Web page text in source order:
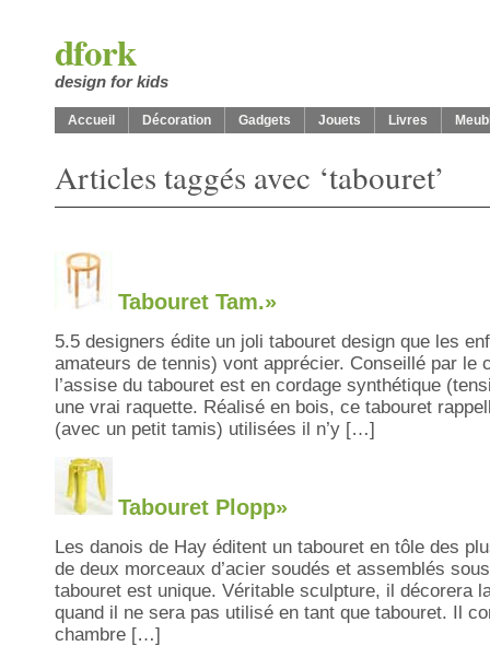
dfork
design for kids
Accueil Décoration Gadgets Jouets Livres
Articles taggés avec ‘tabouret’
Tabouret Tam.»
5.5 designers édite un joli tabouret design que les
amateurs de tennis) vont apprécier. Conseillé par le
l’assise du tabouret est en cordage synthétique
une vrai raquette. Réalisé en bois, ce tabouret
(avec un petit tamis) utilisées il n’y […]
Tabouret Plopp»
Les danois de Hay éditent un tabouret en tôle des
de deux morceaux d’acier soudés et assemblés
tabouret est unique. Véritable sculpture, il décorera
quand il ne sera pas utilisé en tant que tabouret. Il
chambre […]